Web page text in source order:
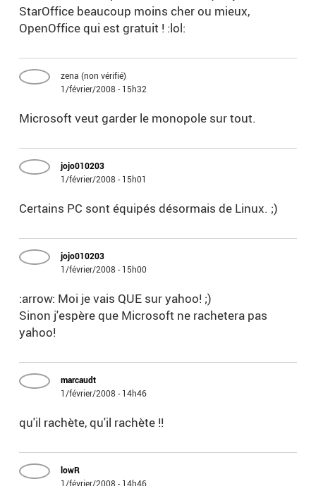
StarOffice beaucoup moins cher ou mieux,
OpenOffice qui est gratuit ! :lol:
zena (non vérifié)
1/février/2008 - 15h32
Microsoft veut garder le monopole sur tout.
jojo010203
1/février/2008 - 15h01
Certains PC sont équipés désormais de Linux. ;)
jojo010203
1/février/2008 - 15h00
:arrow: Moi je vais QUE sur yahoo! ;)
Sinon j'espère que Microsoft ne rachetera pas
yahoo!
marcaudt
1/février/2008 - 14h46
qu'il rachète, qu'il rachète !!
lowR
1/février/2008 - 14h46